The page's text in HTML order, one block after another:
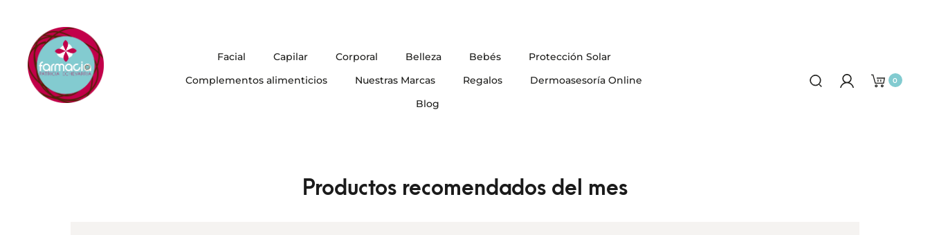
Facial Capilar Corporal Belleza Bebés
Protección Solar
Complementos alimenticios
Nuestras Marcas Regalos
Dermoasesoría Online
Blog
0
Productos recomendados del mes